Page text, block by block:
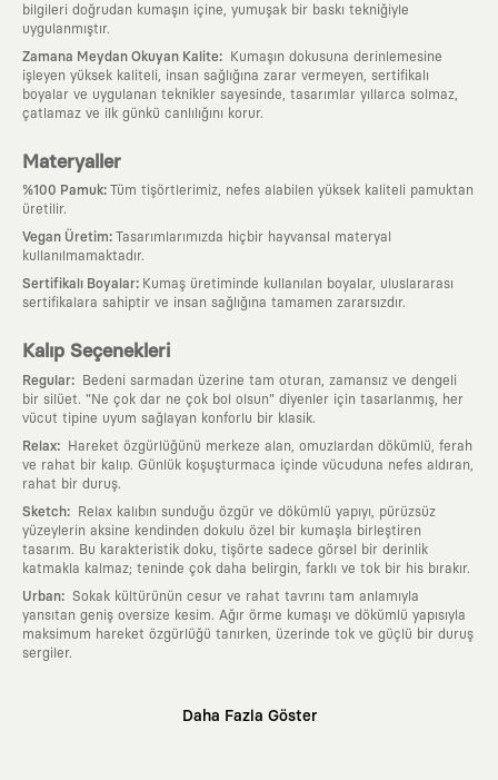
bilgileri doğrudan kumaşın içine, yumuşak bir baskı tekniğiyle
uygulanmıştır.
Zamana Meydan Okuyan Kalite:
Kumaşın dokusuna derinlemesine
işleyen yüksek kaliteli, insan sağlığına zarar vermeyen, sertifikalı
boyalar ve uygulanan teknikler sayesinde, tasarımlar yıllarca solmaz,
çatlamaz ve ilk günkü canlılığını korur.
Materyaller
%100 Pamuk: Tüm tişörtlerimiz, nefes alabilen yüksek kaliteli pamuktan
üretilir.
Vegan Üretim: Tasarımlarımızda hiçbir hayvansal materyal
kullanılmamaktadır.
Sertifikalı Boyalar: Kumaş üretiminde kullanılan boyalar, uluslararası
sertifikalara sahiptir ve insan sağlığına tamamen zararsızdır.
Kalıp Seçenekleri
Regular:
Bedeni sarmadan üzerine tam oturan, zamansız ve dengeli
bir silüet. "Ne çok dar ne çok bol olsun" diyenler için tasarlanmış, her
vücut tipine uyum sağlayan konforlu bir klasik.
Relax:
Hareket özgürlüğünü merkeze alan, omuzlardan dökümlü, ferah
ve rahat bir kalıp. Günlük koşuşturmaca içinde vücuduna nefes aldıran,
rahat bir duruş.
Sketch:
Relax kalıbın sunduğu özgür ve dökümlü yapıyı, pürüzsüz
yüzeylerin aksine kendinden dokulu özel bir kumaşla birleştiren
tasarım. Bu karakteristik doku, tişörte sadece görsel bir derinlik
katmakla kalmaz; teninde çok daha belirgin, farklı ve tok bir his bırakır.
Urban: Sokak kültürünün cesur ve rahat tavrını tam anlamıyla
yansıtan geniş oversize kesim. Ağır örme kumaşı ve dökümlü yapısıyla
maksimum hareket özgürlüğü tanırken, üzerinde tok ve güçlü bir duruş
sergiler.
Daha Fazla Göster